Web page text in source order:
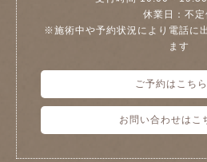
休業日：不定
※施術中や予約状況により電話に
ます
ご予約はこち
お問い合わせは